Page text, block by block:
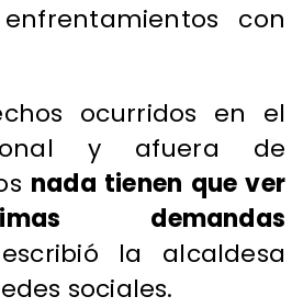
con
ocurridos en el
y afuera de
nada tienen que ver
demandas
la alcaldesa
sociales.